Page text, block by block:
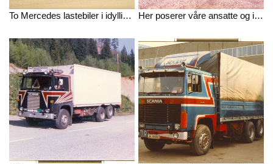
To Mercedes lastebiler i idylliske omgivelser på Voss. Her poserer våre ansatte og innleide sjåfører for bilde noen år etter vår oppstart.